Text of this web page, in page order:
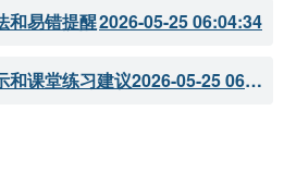
和易错提醒2026-05-25 06:04:34
和课堂练习建议 2026-05-25 06:04:33